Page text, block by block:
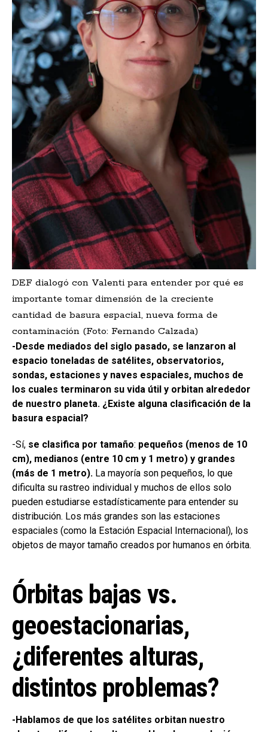
DEF dialogó con Valenti para entender por qué es
importante tomar dimensión de la creciente
cantidad de basura espacial, nueva forma de
contaminación (Foto: Fernando Calzada)
-Desde mediados del siglo pasado, se lanzaron al
espacio toneladas de satélites, observatorios,
sondas, estaciones y naves espaciales, muchos de
los cuales terminaron su vida útil y orbitan alrededor
de nuestro planeta. ¿Existe alguna clasificación de la
basura espacial?
-Sí, se clasifica por tamaño: pequeños (menos de 10
cm), medianos (entre 10 cm y 1 metro) y grandes
(más de 1 metro). La mayoría son pequeños, lo que
dificulta su rastreo individual y muchos de ellos solo
pueden estudiarse estadísticamente para entender su
distribución. Los más grandes son las estaciones
espaciales (como la Estación Espacial Internacional), los
objetos de mayor tamaño creados por humanos en órbita.
Órbitas bajas vs.
geoestacionarias,
¿diferentes alturas,
distintos problemas?
-Hablamos de que los satélites orbitan nuestro